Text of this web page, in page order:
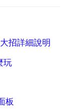
之道?我不
招詳細說明
玩
板